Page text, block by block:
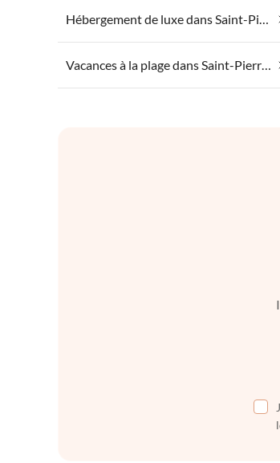
Hébergement de luxe dans Saint-Pierre-Quiberon
Vacances à la plage dans Saint-Pierre-Quiberon